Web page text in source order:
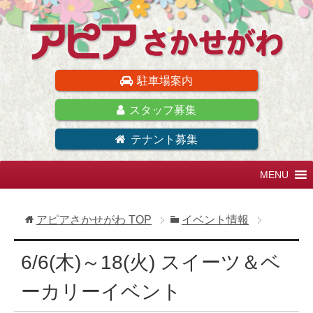
駐車場案内
スタッフ募集
テナント募集
アピアさかせがわ TOP イベント情報
6/6(木)～18(火) スイーツ＆ベ
ーカリーイベント